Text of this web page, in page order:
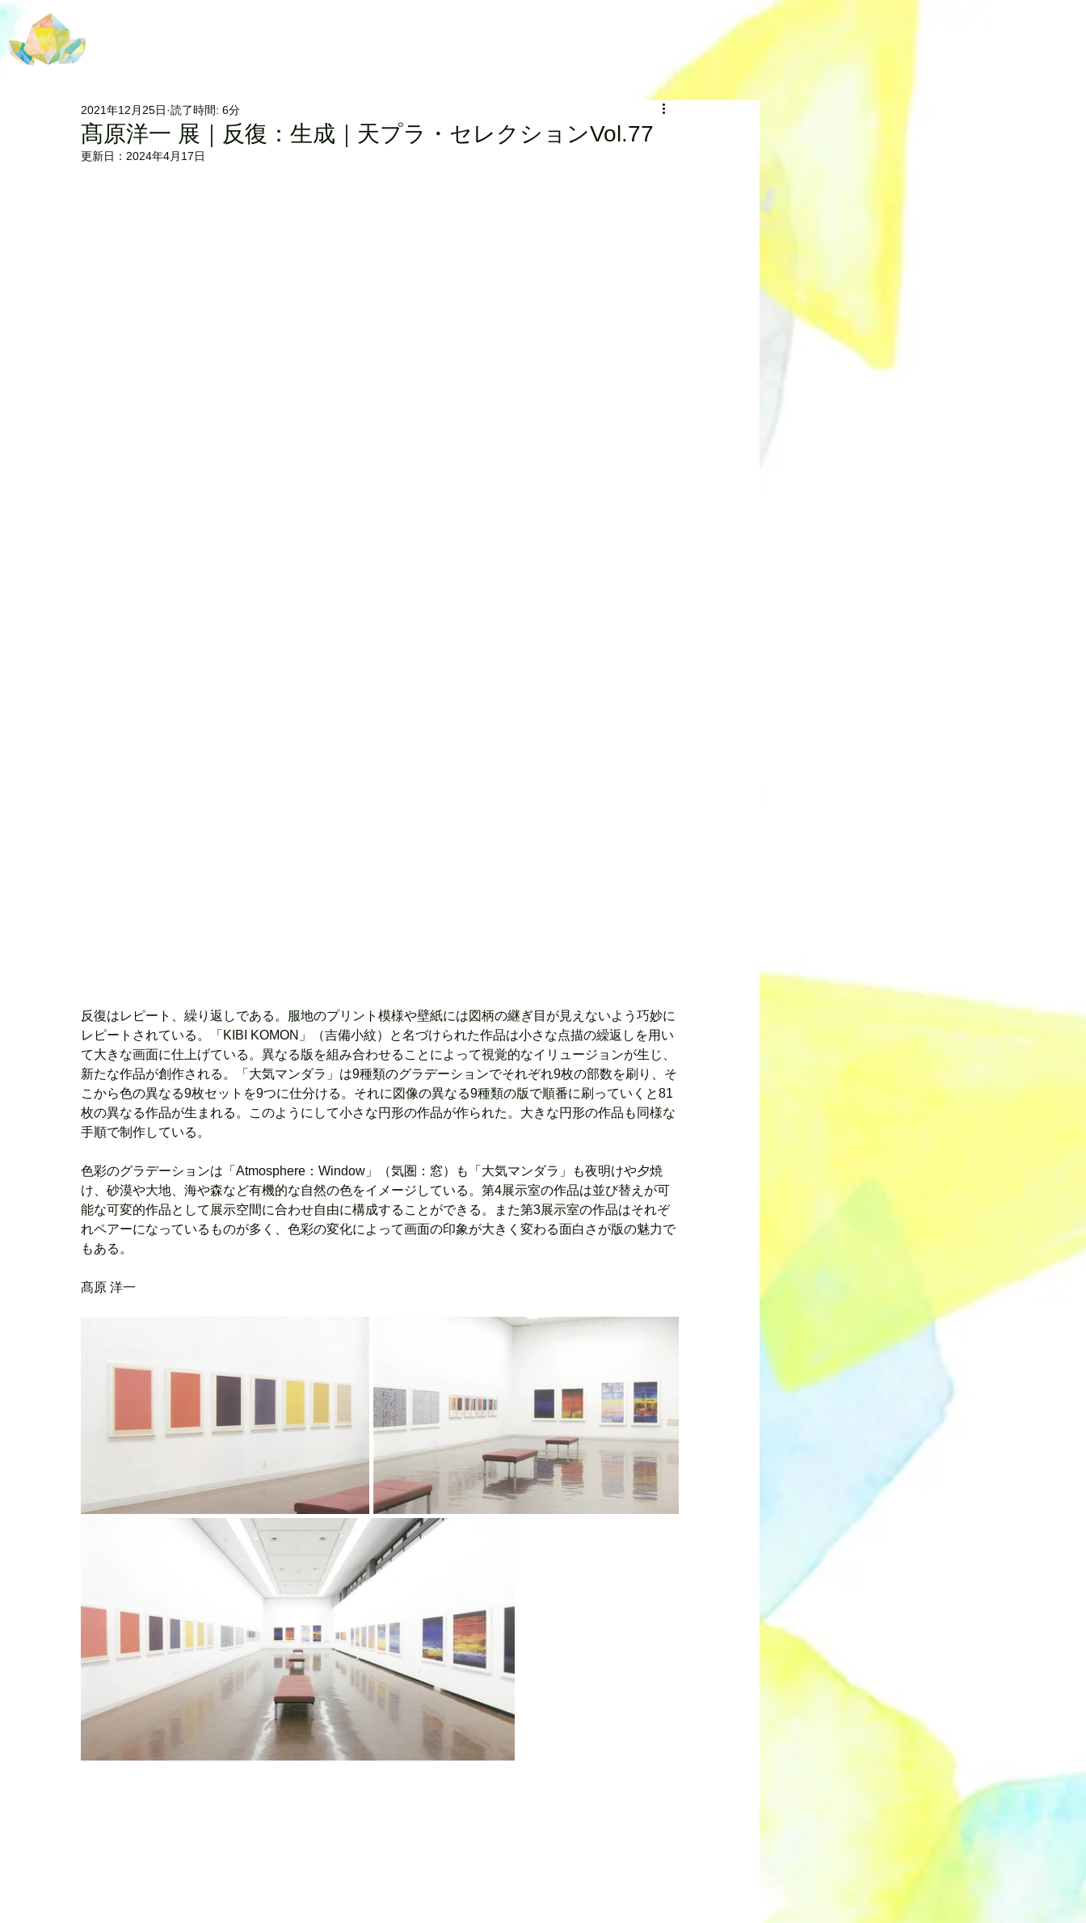
髙原洋一 展｜反復：生成｜天プラ・セレクションVol.77
2021年12月25日 読了時間: 6分
更新日： 2024年4月17日
反復はレピート、繰り返しである。服地のプリント模様や壁紙には図柄の継ぎ目が見えないよう巧妙に
レピートされている。「KIBI KOMON」（吉備小紋）と名づけられた作品は小さな点描の繰返しを用い
て大きな画面に仕上げている。異なる版を組み合わせることによって視覚的なイリュージョンが生じ、
新たな作品が創作される。「大気マンダラ」は9種類のグラデーションでそれぞれ9枚の部数を刷り、そ
こから色の異なる9枚セットを9つに仕分ける。それに図像の異なる9種類の版で順番に刷っていくと81
枚の異なる作品が生まれる。このようにして小さな円形の作品が作られた。大きな円形の作品も同様な
手順で制作している。
色彩のグラデーションは「Atmosphere：Window」（気圏：窓）も「大気マンダラ」も夜明けや夕焼
け、砂漠や大地、海や森など有機的な自然の色をイメージしている。第4展示室の作品は並び替えが可
能な可変的作品として展示空間に合わせ自由に構成することができる。また第3展示室の作品はそれぞ
れペアーになっているものが多く、色彩の変化によって画面の印象が大きく変わる面白さが版の魅力で
もある。
髙原 洋一